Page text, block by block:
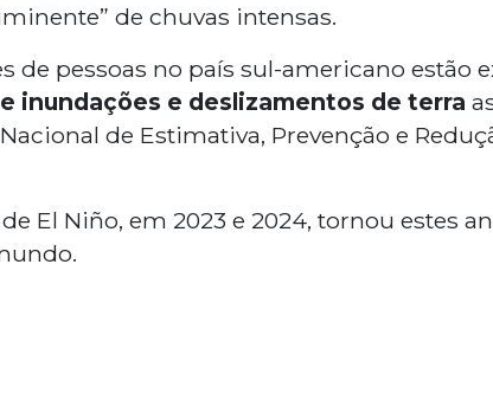
de chuvas intensas.
de pessoas no país sul-americano estão
inundações e deslizamentos de terra
de Estimativa, Prevenção e
El Niño, em 2023 e 2024, tornou estes